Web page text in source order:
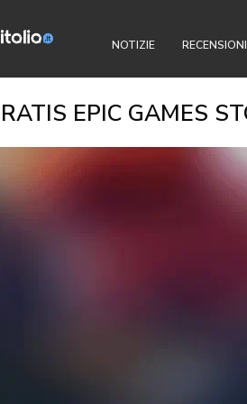
NOTIZIE RECENSIONI
EPIC GAMES